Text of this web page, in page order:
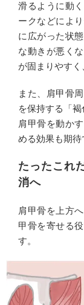
滑るように動
ークなどによ
に広がった状
な動きが悪く
が固まりやすく
また、肩甲骨
を保持する「褐
肩甲骨を動か
める効果も期待
たったこれ
消へ
肩甲骨を上方
甲骨を寄せる
す。